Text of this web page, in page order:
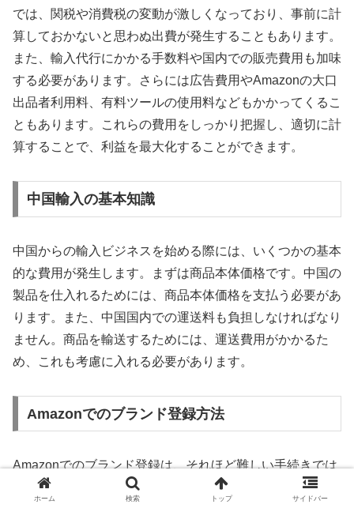
では、関税や消費税の変動が激しくなっており、事前に計
算しておかないと思わぬ出費が発生することもあります。
また、輸入代行にかかる手数料や国内での販売費用も加味
する必要があります。さらには広告費用やAmazonの大口
出品者利用料、有料ツールの使用料などもかかってくるこ
ともあります。これらの費用をしっかり把握し、適切に計
算することで、利益を最大化することができます。
中国輸⼊の基本知識
中国からの輸入ビジネスを始める際には、いくつかの基本
的な費用が発生します。まずは商品本体価格です。中国の
製品を仕入れるためには、商品本体価格を支払う必要があ
ります。また、中国国内での運送料も負担しなければなり
ません。商品を輸送するためには、運送費用がかかるた
め、これも考慮に入れる必要があります。
Amazonでのブランド登録方法
Amazonでのブランド登録は、それほど難しい手続きでは
ありません。まずは、Amazon Seller Centralにログイン
ホーム 検索 トップ サイドバー